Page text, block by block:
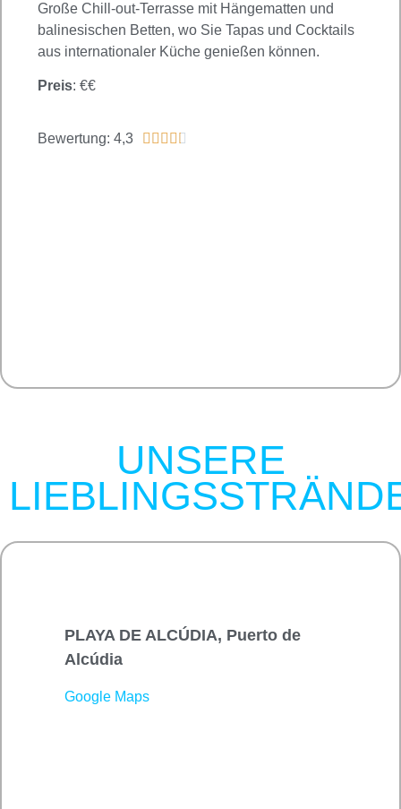
Große Chill-out-Terrasse mit Hängematten und
balinesischen Betten, wo Sie Tapas und Cocktails
aus internationaler Küche genießen können.
Preis: €€
Bewertung: 4,3     
UNSERE
PLAYA DE ALCÚDIA, Puerto de
Alcúdia
Google Maps